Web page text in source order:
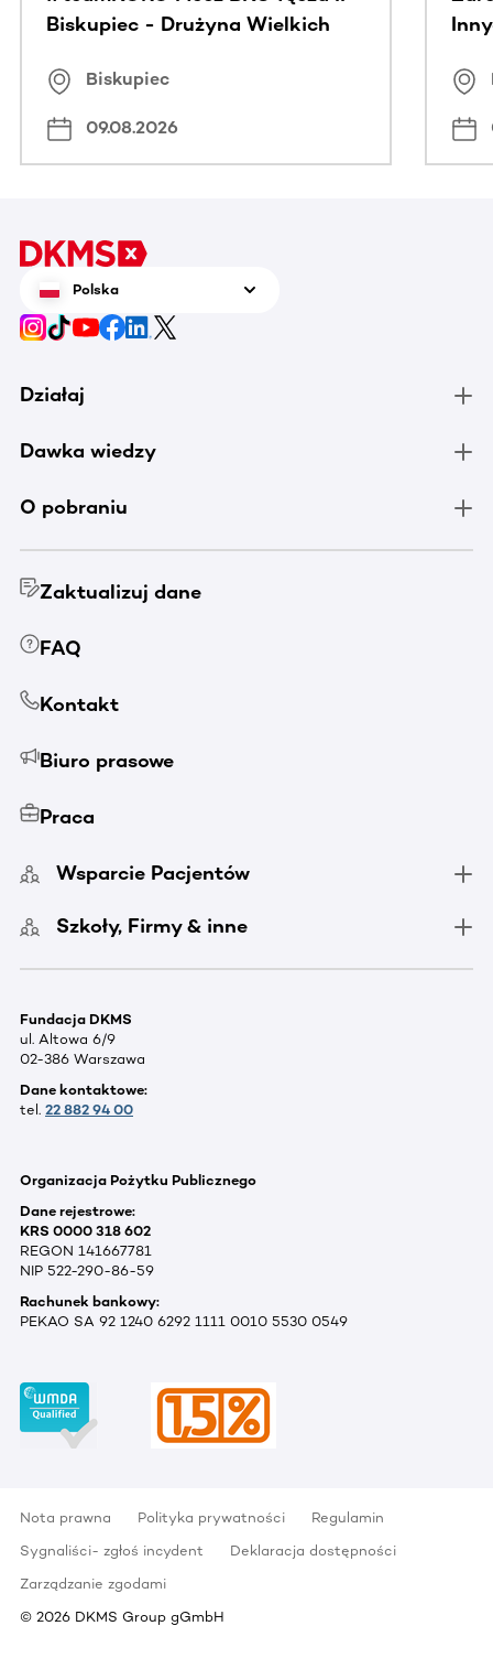
Biskupiec - Drużyna Wielkich
Biskupiec
09.08.2026
Polska
Działaj
Dawka wiedzy
O pobraniu
Zaktualizuj dane
FAQ
Kontakt
Biuro prasowe
Praca
Wsparcie Pacjentów
Szkoły, Firmy & inne
Fundacja DKMS
ul. Altowa 6/9
02-386 Warszawa
Dane kontaktowe:
tel. 22 882 94 00
Organizacja Pożytku Publicznego
Dane rejestrowe:
KRS 0000 318 602
REGON 141667781
NIP 522-290-86-59
Rachunek bankowy:
PEKAO SA 92 1240 6292 1111 0010 5530 0549
Nota prawna Polityka prywatności
Regulamin
Sygnaliści- zgłoś incydent
Deklaracja dostępności
Zarządzanie zgodami
© 2026 DKMS Group gGmbH